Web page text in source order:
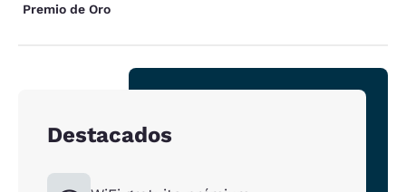
Premio de Oro
Destacados